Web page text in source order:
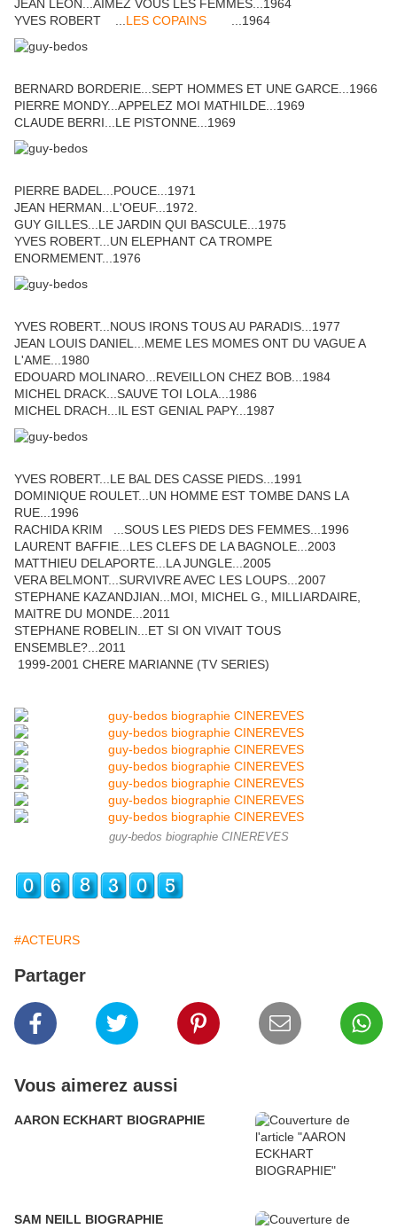
JEAN LEON...AIMEZ VOUS LES FEMMES...1964
YVES ROBERT ... LES COPAINS ...1964
BERNARD BORDERIE...SEPT HOMMES ET UNE GARCE...1966
PIERRE MONDY...APPELEZ MOI MATHILDE...1969
CLAUDE BERRI...LE PISTONNE...1969
PIERRE BADEL...POUCE...1971
JEAN HERMAN...L'OEUF...1972.
GUY GILLES...LE JARDIN QUI BASCULE...1975
YVES ROBERT...UN ELEPHANT CA TROMPE
ENORMEMENT...1976
YVES ROBERT...NOUS IRONS TOUS AU PARADIS...1977
JEAN LOUIS DANIEL...MEME LES MOMES ONT DU VAGUE A
L'AME...1980
EDOUARD MOLINARO...REVEILLON CHEZ BOB...1984
MICHEL DRACK...SAUVE TOI LOLA...1986
MICHEL DRACH...IL EST GENIAL PAPY...1987
YVES ROBERT...LE BAL DES CASSE PIEDS...1991
DOMINIQUE ROULET...UN HOMME EST TOMBE DANS LA
RUE...1996
RACHIDA KRIM ...SOUS LES PIEDS DES FEMMES...1996
LAURENT BAFFIE...LES CLEFS DE LA BAGNOLE...2003
MATTHIEU DELAPORTE...LA JUNGLE...2005
VERA BELMONT...SURVIVRE AVEC LES LOUPS...2007
STEPHANE KAZANDJIAN...MOI, MICHEL G., MILLIARDAIRE,
MAITRE DU MONDE...2011
STEPHANE ROBELIN...ET SI ON VIVAIT TOUS
ENSEMBLE?...2011
1999-2001 CHERE MARIANNE (TV SERIES)
guy-bedos biographie CINEREVES
#ACTEURS
Partager
Vous aimerez aussi
AARON ECKHART BIOGRAPHIE
SAM NEILL BIOGRAPHIE